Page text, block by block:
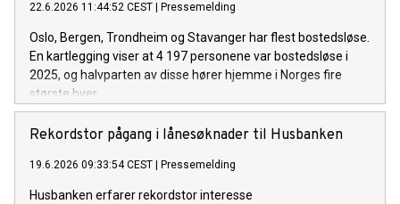
22.6.2026 11:44:52 CEST Pressemelding
Oslo, Bergen, Trondheim og Stavanger har flest bostedsløse.
En kartlegging viser at 4 197 personene var bostedsløse i
2025, og halvparten av disse hører hjemme i Norges fire
største byer.
Rekordstor pågang i lånesøknader til Husbanken
19.6.2026 09:33:54 CEST Pressemelding
Husbanken erfarer rekordstor interesse